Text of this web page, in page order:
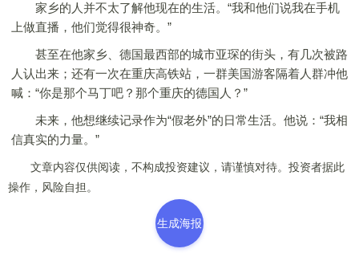
家乡的人并不太了解他现在的生活。“我和他们说我在手机
上做直播，他们觉得很神奇。”
甚至在他家乡、德国最西部的城市亚琛的街头，有几次被路
人认出来；还有一次在重庆高铁站，一群美国游客隔着人群冲他
喊：“你是那个马丁吧？那个重庆的德国人？”
未来，他想继续记录作为“假老外”的日常生活。他说：“我相
信真实的力量。”
文章内容仅供阅读，不构成投资建议，请谨慎对待。投资者据此
操作，风险自担。
生成海报